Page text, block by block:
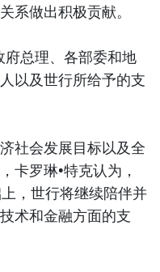
系做出积极贡献。
府总理、各部委和地
以及世行所给予的支
社会发展目标以及全
卡罗琳•特克认为，
，世行将继续陪伴并
术和金融方面的支